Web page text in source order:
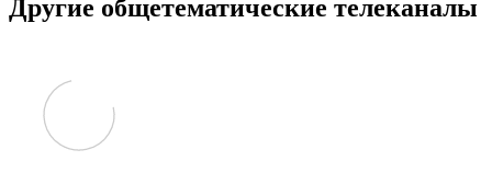
Другие общетематические телеканалы